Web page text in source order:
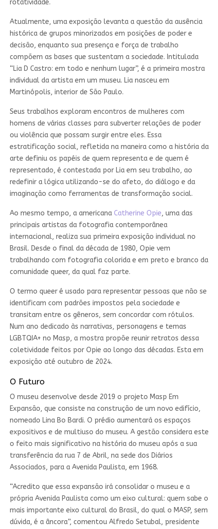
rotatividade.
Atualmente, uma exposição levanta a questão da ausência
histórica de grupos minorizados em posições de poder e
decisão, enquanto sua presença e força de trabalho
compõem as bases que sustentam a sociedade. Intitulada
“Lia D Castro: em todo e nenhum lugar”, é a primeira mostra
individual da artista em um museu. Lia nasceu em
Martinópolis, interior de São Paulo.
Seus trabalhos exploram encontros de mulheres com
homens de várias classes para subverter relações de poder
ou violência que possam surgir entre eles. Essa
estratificação social, refletida na maneira como a história da
arte definiu os papéis de quem representa e de quem é
representado, é contestada por Lia em seu trabalho, ao
redefinir a lógica utilizando-se do afeto, do diálogo e da
imaginação como ferramentas de transformação social.
Ao mesmo tempo, a americana Catherine Opie, uma das
principais artistas da fotografia contemporânea
internacional, realiza sua primeira exposição individual no
Brasil. Desde o final da década de 1980, Opie vem
trabalhando com fotografia colorida e em preto e branco da
comunidade queer, da qual faz parte.
O termo queer é usado para representar pessoas que não se
identificam com padrões impostos pela sociedade e
transitam entre os gêneros, sem concordar com rótulos.
Num ano dedicado às narrativas, personagens e temas
LGBTQIA+ no Masp, a mostra propõe reunir retratos dessa
coletividade feitos por Opie ao longo das décadas. Esta em
exposição até outubro de 2024.
O Futuro
O museu desenvolve desde 2019 o projeto Masp Em
Expansão, que consiste na construção de um novo edifício,
nomeado Lina Bo Bardi. O prédio aumentará os espaços
expositivos e de multiuso do museu. A gestão considera este
o feito mais significativo na história do museu após a sua
transferência da rua 7 de Abril, na sede dos Diários
Associados, para a Avenida Paulista, em 1968.
“Acredito que essa expansão irá consolidar o museu e a
própria Avenida Paulista como um eixo cultural: quem sabe o
mais importante eixo cultural do Brasil, do qual o MASP, sem
dúvida, é a âncora”, comentou Alfredo Setubal, presidente